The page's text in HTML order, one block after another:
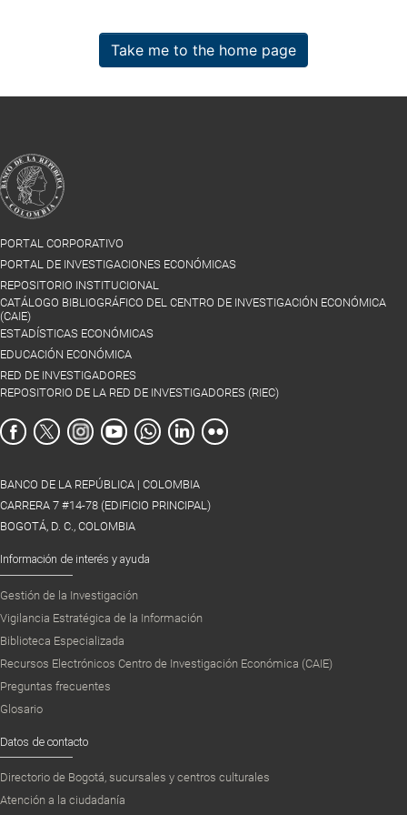
Take me to the home page
PORTAL CORPORATIVO
PORTAL DE INVESTIGACIONES ECONÓMICAS
REPOSITORIO INSTITUCIONAL
CATÁLOGO BIBLIOGRÁFICO DEL CENTRO DE INVESTIGACIÓN ECONÓMICA
(CAIE)
ESTADÍSTICAS ECONÓMICAS
EDUCACIÓN ECONÓMICA
RED DE INVESTIGADORES
REPOSITORIO DE LA RED DE INVESTIGADORES (RIEC)
BANCO DE LA REPÚBLICA | COLOMBIA
CARRERA 7 #14-78 (EDIFICIO PRINCIPAL)
BOGOTÁ, D. C., COLOMBIA
Información de interés y ayuda
Gestión de la Investigación
Vigilancia Estratégica de la Información
Biblioteca Especializada
Recursos Electrónicos Centro de Investigación Económica (CAIE)
Preguntas frecuentes
Glosario
Datos de contacto
Directorio de Bogotá, sucursales y centros culturales
Atención a la ciudadanía